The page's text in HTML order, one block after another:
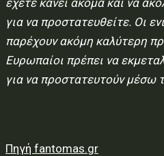
έχετε κάνει ακόμα και να
για να προστατευθείτε. Οι
παρέχουν ακόμη καλύτερη
Ευρωπαίοι πρέπει να
για να προστατευτούν μέσω
Πηγή fantomas.gr